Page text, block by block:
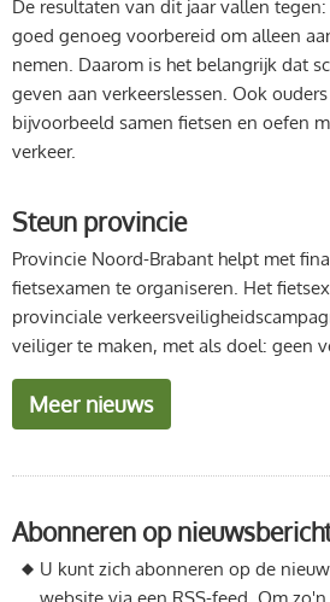
De resultaten van dit jaar vallen
goed genoeg voorbereid om alleen
nemen. Daarom is het belangrijk dat
geven aan verkeerslessen. Ook
bijvoorbeeld samen fietsen en oefen
verkeer.
Steun provincie
Provincie Noord-Brabant helpt met
fietsexamen te organiseren. Het
provinciale
veiliger te maken, met als doel: geen
Meer nieuws
Abonneren op
U kunt zich abonneren op de